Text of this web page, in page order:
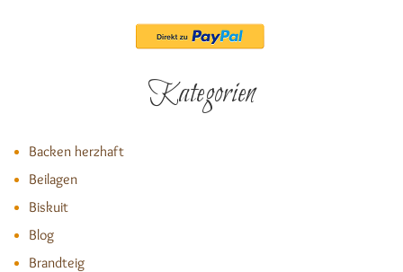
Kategorien
Backen herzhaft
Beilagen
Biskuit
Blog
Brandteig